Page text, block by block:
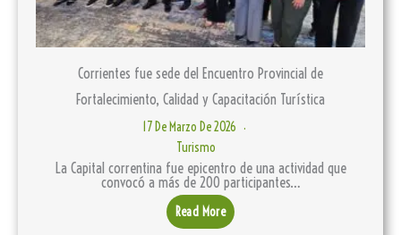
Corrientes fue sede del Encuentro Provincial de
Fortalecimiento, Calidad y Capacitación Turística
17 De Marzo De 2026
Turismo
La Capital correntina fue epicentro de una actividad que
convocó a más de 200 participantes…
Read More